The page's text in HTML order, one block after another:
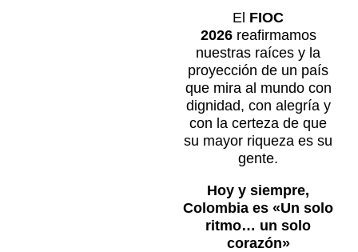
El FIOC
2026reafirmamos
nuestras raíces y la
proyección de un país
que mira al mundo con
dignidad, con alegría y
con la certeza de que
su mayor riqueza es su
gente.
Hoy y siempre,
Colombia es «Un solo
ritmo… un solo
corazón»